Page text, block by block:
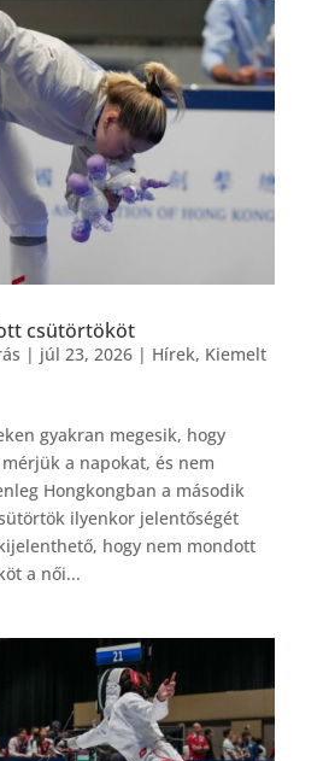
csütörtököt
| júl 23, 2026| Hírek, Kiemelt
gyakran megesik, hogy
a napokat, és nem
Hongkongban a második
ilyenkor jelentőségét
hogy nem mondott
a női...